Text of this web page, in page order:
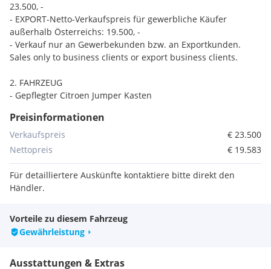
23.500, -
- EXPORT-Netto-Verkaufspreis für gewerbliche Käufer
außerhalb Österreichs: 19.500, -
- Verkauf nur an Gewerbekunden bzw. an Exportkunden.
Sales only to business clients or export business clients.
2. FAHRZEUG
- Gepflegter Citroen Jumper Kasten
- Neuer § 57a-Prüfbericht
- Neues Service
- Neue Bremsen
- Koffer Innenmaße: Länge 430 cm, Breite 208 cm, Höhe 220
cm
- Hebebühne: Breite 210 cm, Höhe 145 cm
- Freisprecheinrichtung
- Multifunktionslenkrad
- uvm.
Preisinformationen
Verkaufspreis
€ 23.500
Nettopreis
€ 19.583
Für detailliertere Auskünfte kontaktiere bitte direkt den
Händler.
Vorteile zu diesem Fahrzeug
Gewährleistung
Ausstattungen & Extras